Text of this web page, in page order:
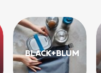
BLACK+BLUM